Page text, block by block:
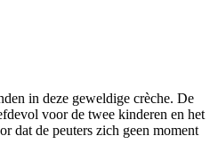
in deze geweldige crèche. De
voor de twee kinderen en het
dat de peuters zich geen moment